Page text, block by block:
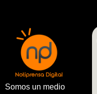
Somos un medio